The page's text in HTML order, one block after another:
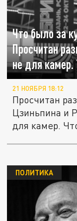
Что было за
Просчитан
не для
21 НОЯБРЯ 18:12
Просчитан
Цзиньпина и
для камер.
ПОЛИТИКА